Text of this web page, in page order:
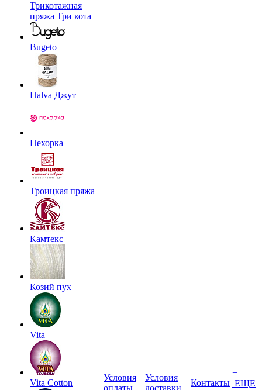
Трикотажная
пряжа Три кота
Bugeto
Halva Джут
Пехорка
Троицкая пряжа
Камтекс
Козий пух
Vita
Vita Cotton
Условия
оплаты
Условия
доставки
Контакты
+
ЕЩЕ